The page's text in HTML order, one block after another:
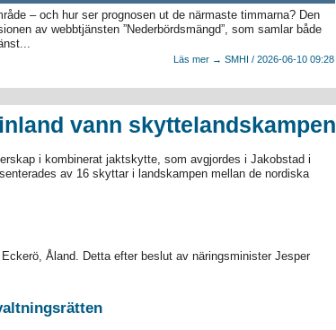
– och hur ser prognosen ut de närmaste timmarna? Den
av webbtjänsten ”Nederbördsmängd”, som samlar både
Läs mer → SMHI / 2026-06-10 09:28
vann skyttelandskampen
i kombinerat jaktskytte, som avgjordes i Jakobstad i
av 16 skyttar i landskampen mellan de nordiska
Åland. Detta efter beslut av näringsminister Jesper